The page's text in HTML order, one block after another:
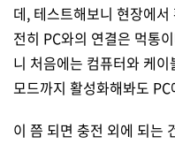
데, 테스트해보니 현장에
전히 PC와의 연결은 먹통
니 처음에는 컴퓨터와 케
모드까지 활성화해봐도
이 쯤 되면 충전 외에 되는